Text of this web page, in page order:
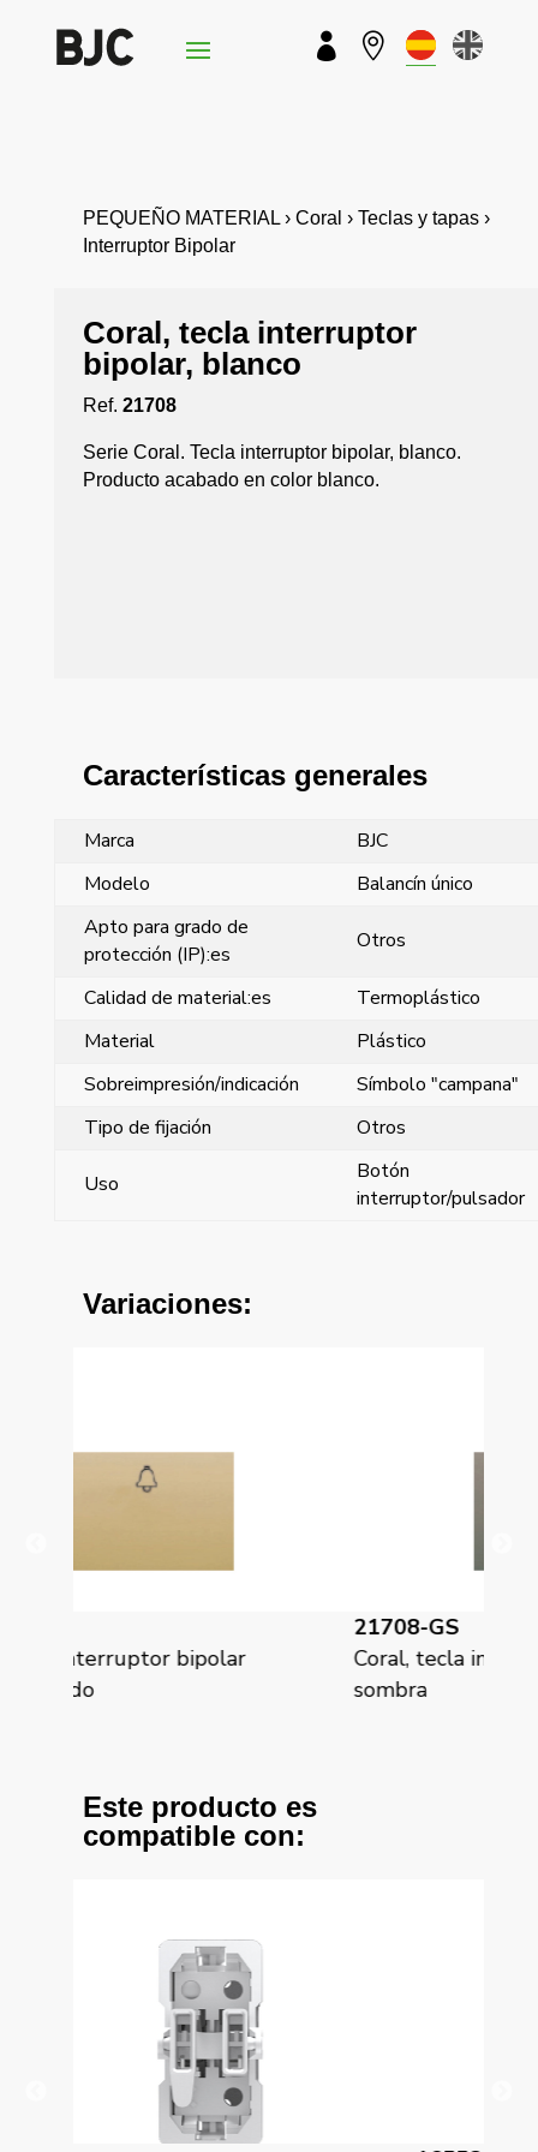
 
PEQUEÑO MATERIAL › Coral › Teclas y tapas ›
Interruptor Bipolar
Coral, tecla interruptor
bipolar, blanco
Ref. 21708
Serie Coral. Tecla interruptor bipolar, blanco.
Producto acabado en color blanco.
Características generales
Marca
BJC
Modelo
Balancín único
Apto para grado de
protección (IP):es
Otros
Calidad de material:es
Termoplástico
Material
Plástico
Sobreimpresión/indicación
Símbolo "campana"
Tipo de fijación
Otros
Uso
Botón
interruptor/pulsador
Variaciones:
Coral, tecla interruptor bipolar gris
Este producto es
compatible con: